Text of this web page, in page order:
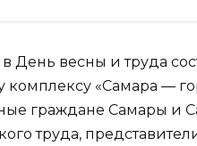
в День весны и труда
«Самара —
граждане Самары и
труда,